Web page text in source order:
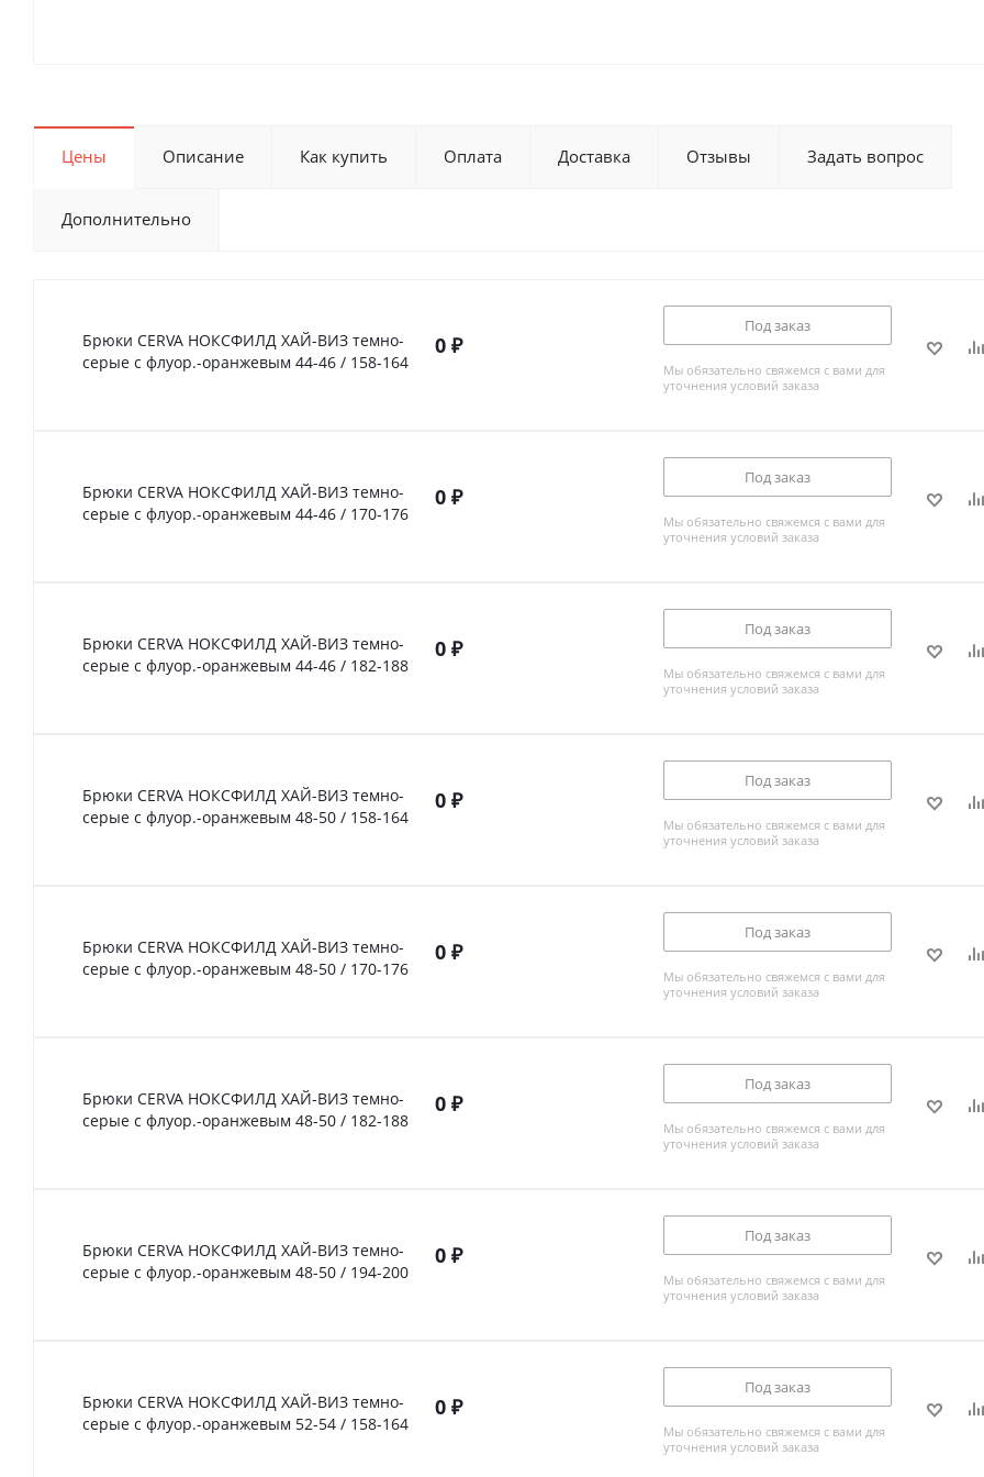
Цены Описание Как купить Оплата Доставка Отзывы Задать вопрос
Дополнительно
Брюки CERVA НОКСФИЛД ХАЙ-ВИЗ темно-
серые с флуор.-оранжевым 44-46 / 158-164
0 ₽
Под заказ
Мы обязательно свяжемся с вами для
уточнения условий заказа
Брюки CERVA НОКСФИЛД ХАЙ-ВИЗ темно-
серые с флуор.-оранжевым 44-46 / 170-176
0 ₽
Под заказ
Мы обязательно свяжемся с вами для
уточнения условий заказа
Брюки CERVA НОКСФИЛД ХАЙ-ВИЗ темно-
серые с флуор.-оранжевым 44-46 / 182-188
0 ₽
Под заказ
Мы обязательно свяжемся с вами для
уточнения условий заказа
Брюки CERVA НОКСФИЛД ХАЙ-ВИЗ темно-
серые с флуор.-оранжевым 48-50 / 158-164
0 ₽
Под заказ
Мы обязательно свяжемся с вами для
уточнения условий заказа
Брюки CERVA НОКСФИЛД ХАЙ-ВИЗ темно-
серые с флуор.-оранжевым 48-50 / 170-176
0 ₽
Под заказ
Мы обязательно свяжемся с вами для
уточнения условий заказа
Брюки CERVA НОКСФИЛД ХАЙ-ВИЗ темно-
серые с флуор.-оранжевым 48-50 / 182-188
0 ₽
Под заказ
Мы обязательно свяжемся с вами для
уточнения условий заказа
Брюки CERVA НОКСФИЛД ХАЙ-ВИЗ темно-
серые с флуор.-оранжевым 48-50 / 194-200
0 ₽
Под заказ
Мы обязательно свяжемся с вами для
уточнения условий заказа
Брюки CERVA НОКСФИЛД ХАЙ-ВИЗ темно-
серые с флуор.-оранжевым 52-54 / 158-164
0 ₽
Под заказ
Мы обязательно свяжемся с вами для
уточнения условий заказа